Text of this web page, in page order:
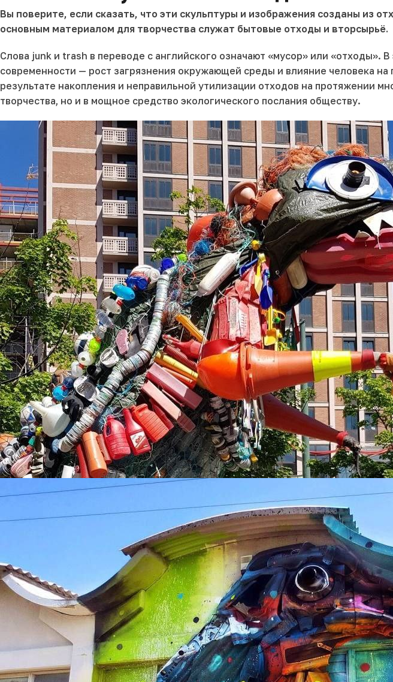
Вы поверите, если сказать, что эти скульптуры и изображения созданы из
основным материалом для творчества служат бытовые отходы и вторсырьё.
Слова junk и trash в переводе с английского означают «мусор» или
современности — рост загрязнения окружающей среды и влияние человека
результате накопления и неправильной утилизации отходов на протяжении
творчества, но и в мощное средство экологического послания обществу.